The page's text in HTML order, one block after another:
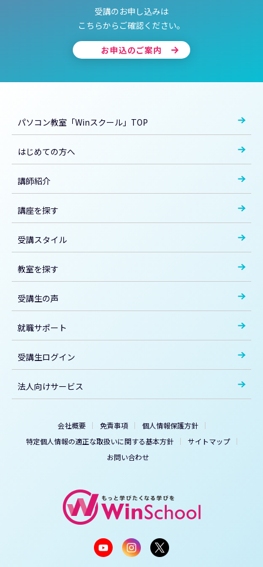
受講のお申し込みは
こちらからご確認ください。
お申込のご案内
パソコン教室「Winスクール」TOP
はじめての方へ
講師紹介
講座を探す
受講スタイル
教室を探す
受講生の声
就職サポート
受講生ログイン
法人向けサービス
会社概要 免責事項
個人情報保護方針
特定個人情報の適正な取扱いに関する基本方針
サイトマップ
お問い合わせ